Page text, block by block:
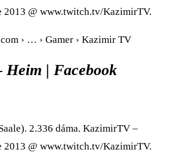
2013 @ www.twitch.tv/KazimirTV.
› … › Gamer › Kazimir TV
Heim | Facebook
2.336 dáma. KazimirTV –
2013 @ www.twitch.tv/KazimirTV.